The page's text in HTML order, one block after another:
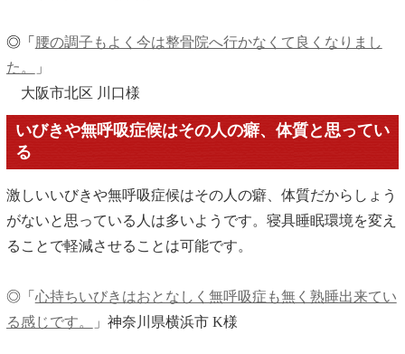
◎「 腰の調子もよく今は整骨院へ行かなくて良くなりまし
た。
」
大阪市北区 川口様
いびきや無呼吸症候はその人の癖、体質と思ってい
る
激しいいびきや無呼吸症候はその人の癖、体質だからしょう
がないと思っている人は多いようです。寝具睡眠環境を変え
ることで軽減させることは可能です。
◎「 心持ちいびきはおとなしく無呼吸症も無く熟睡出来てい
る感じです。
」神奈川県横浜市 K様